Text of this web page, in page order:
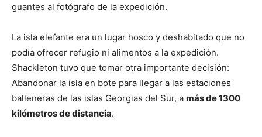
guantes al fotógrafo de la expedición.
La isla elefante era un lugar hosco y deshabitado que no
podía ofrecer refugio ni alimentos a la expedición.
Shackleton tuvo que tomar otra importante decisión:
Abandonar la isla en bote para llegar a las estaciones
balleneras de las islas Georgias del Sur, a más de 1300
kilómetros de distancia.